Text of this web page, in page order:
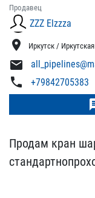
Продавец
ZZZ Elzzza
location_on Иркутск /
mail
phone +79842705383
Продам кран